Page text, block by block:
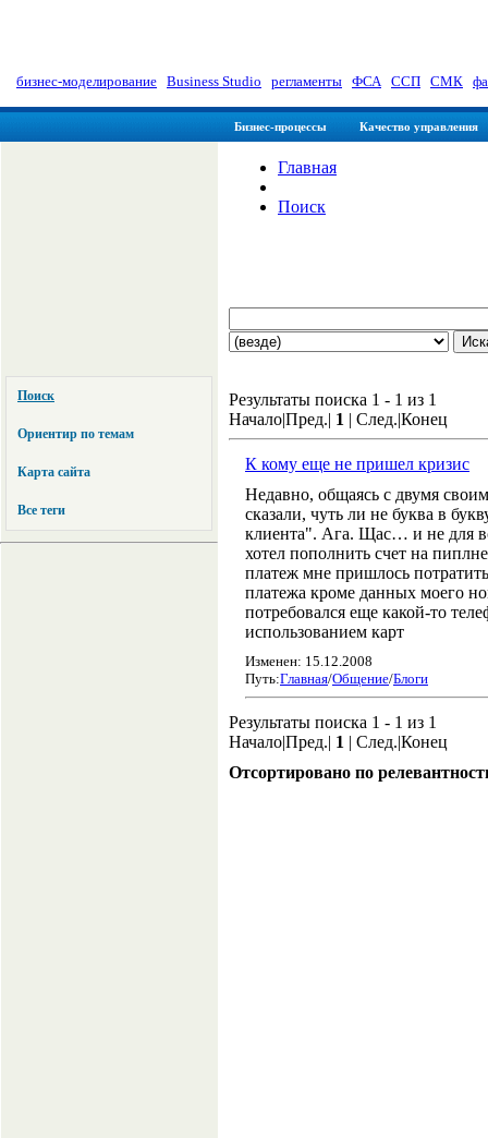
бизнес-моделирование Business Studio регламенты ФСА| ССП СМК
Бизнес-процессы Качество управления
Поиск
Ориентир по темам
Карта сайта
Все теги
Главная
Поиск
Результаты поиска 1 - 1 из 1
Начало|Пред.| 1 | След.|Конец
К кому еще не пришел кризис
Недавно, общаясь с двумя
сказали, чуть ли не буква в
клиента". Ага. Щас… и не для
хотел пополнить счет на
платеж мне пришлось
платежа кроме данных моего
потребовался еще какой-то
использованием карт
Изменен: 15.12.2008
Путь:Главная/Общение/Блоги
Результаты поиска 1 - 1 из 1
Начало|Пред.| 1 | След.|Конец
Отсортировано по